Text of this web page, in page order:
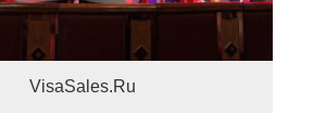
VisaSales.Ru